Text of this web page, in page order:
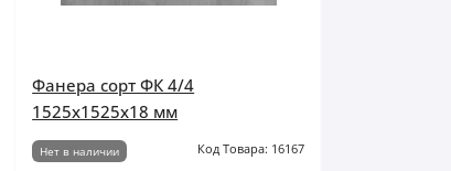
Фанера сорт ФК 4/4
1525x1525x18 мм
Нет в наличии Код Товара: 16167